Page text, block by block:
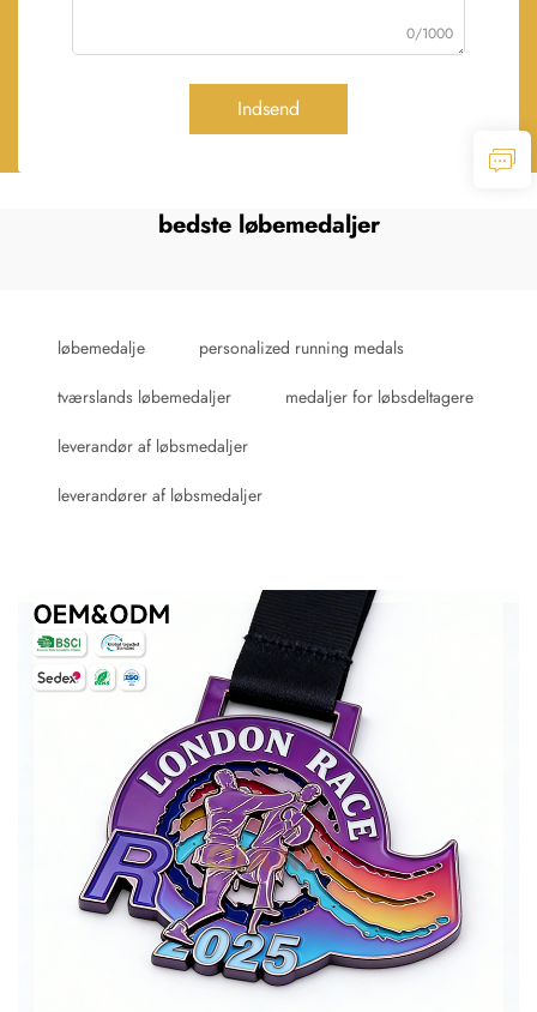
0/1000
Indsend
bedste løbemedaljer
løbemedalje personalized running medals
tværslands løbemedaljer medaljer for løbsdeltagere
leverandør af løbsmedaljer
leverandører af løbsmedaljer